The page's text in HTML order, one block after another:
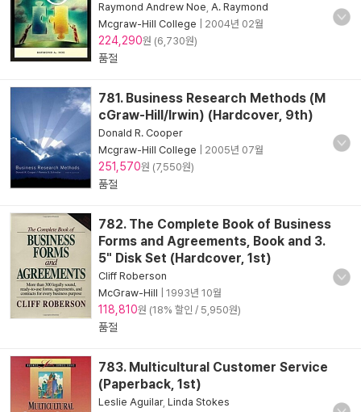
Raymond Andrew Noe A. Raymond
Mcgraw-Hill College
2004년 02월
224,290원 (6,730원)
품절
781. Business Research Methods (M
cGraw-Hill/Irwin) (Hardcover, 9th)
Donald R. Cooper
Mcgraw-Hill College
2005년 07월
251,570원 (7,550원)
품절
782. The Complete Book of Business
Forms and Agreements, Book and 3.
5" Disk Set (Hardcover, 1st)
Cliff Roberson
McGraw-Hill
1993년 10월
118,810원 (18% 할인 / 5,950원)
품절
783. Multicultural Customer Service
(Paperback, 1st)
Leslie Aguilar, Linda Stokes